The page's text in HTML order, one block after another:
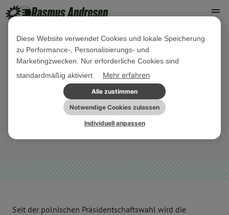
15. SEPTEMBER 2020
Rede: Wir Grüne finden: Kein
Präsident der Welt hat das Recht
gegen Minderheiten zu hetzen!
Seit der polnischen Präsidentschaftswahl wird die
Diese Website verwendet Cookies und lokale Speicherung
zu Performance-, Personalisierungs- und
Marketingzwecken. Nur erforderliche Cookies sind
standardmäßig aktiviert.
Mehr erfahren
Alle zustimmen
Notwendige Cookies zulassen
Individuell anpassen